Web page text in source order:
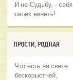
И не Судьбу, - себя
своих винить!
ПРОСТИ, РОДНАЯ
Что есть на свете
бескорыстней,